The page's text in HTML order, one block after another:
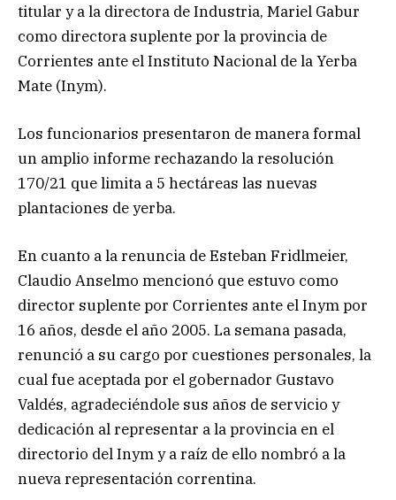
titular y a la directora de Industria, Mariel Gabur
como directora suplente por la provincia de
Corrientes ante el Instituto Nacional de la Yerba
Mate (Inym).
Los funcionarios presentaron de manera formal
un amplio informe rechazando la resolución
170/21 que limita a 5 hectáreas las nuevas
plantaciones de yerba.
En cuanto a la renuncia de Esteban Fridlmeier,
Claudio Anselmo mencionó que estuvo como
director suplente por Corrientes ante el Inym por
16 años, desde el año 2005. La semana pasada,
renunció a su cargo por cuestiones personales, la
cual fue aceptada por el gobernador Gustavo
Valdés, agradeciéndole sus años de servicio y
dedicación al representar a la provincia en el
directorio del Inym y a raíz de ello nombró a la
nueva representación correntina.